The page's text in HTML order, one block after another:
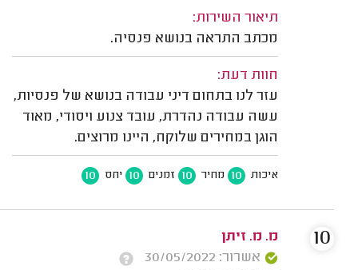
תיאור השירות:
מכתב התראה בנושא פנסיה.
חוות דעת:
עזר לנו בתחום דיני עבודה בנושא של פנסיות,
עשה עבודה נהדרת, עובד צנוע ויסודי, מאוד
הוגן במחירים שלוקח, היינו מרוצים.
איכות 10 מחיר 10 זמנים 10 יחס 10
מ. מ. זיתן
אשרור: 30/05/2022
10